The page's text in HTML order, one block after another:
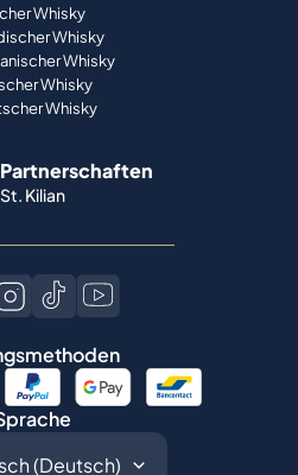
Whisky
Whisky
Whisky
Whisky
Whisky
St. Kilian